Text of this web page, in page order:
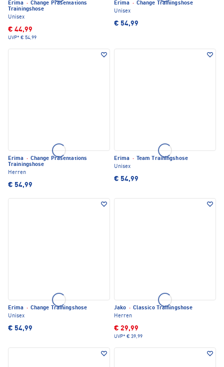
Erima · Change Präsentations
Trainingshose
Unisex
€ 44,99
UVP* € 54,99
Erima · Change Trainingshose
Unisex
€ 54,99
Erima · Change Präsentations
Trainingshose
Herren
€ 54,99
Erima ·
Team Trainingshose
Unisex
€ 54,99
Erima · Change Trainingshose
Unisex
€ 54,99
Jako · Classico Trainingshose
Herren
€ 29,99
UVP* € 39,99